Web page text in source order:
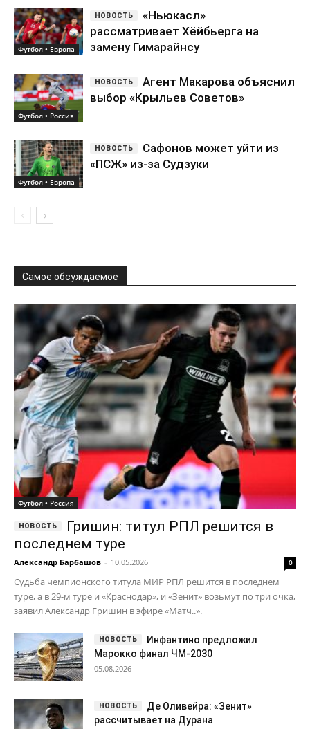
Футбол • Европа
«Ньюкасл»
рассматривает Хёйбьерга на
замену Гимарайнсу
Футбол • Россия
Агент Макарова объяснил
выбор «Крыльев Советов»
Футбол • Европа
Сафонов может уйти из
«ПСЖ» из-за Судзуки
Самое обсуждаемое
Футбол • Россия
Гришин: титул РПЛ решится в
последнем туре
Александр Барбашов - 10.05.2026 0
Судьба чемпионского титула МИР РПЛ решится в последнем
туре, а в 29-м туре и «Краснодар», и «Зенит» возьмут по три очка,
заявил Александр Гришин в эфире «Матч..».
Инфантино предложил
Марокко финал ЧМ-2030
05.08.2026
Де Оливейра: «Зенит»
рассчитывает на Дурана